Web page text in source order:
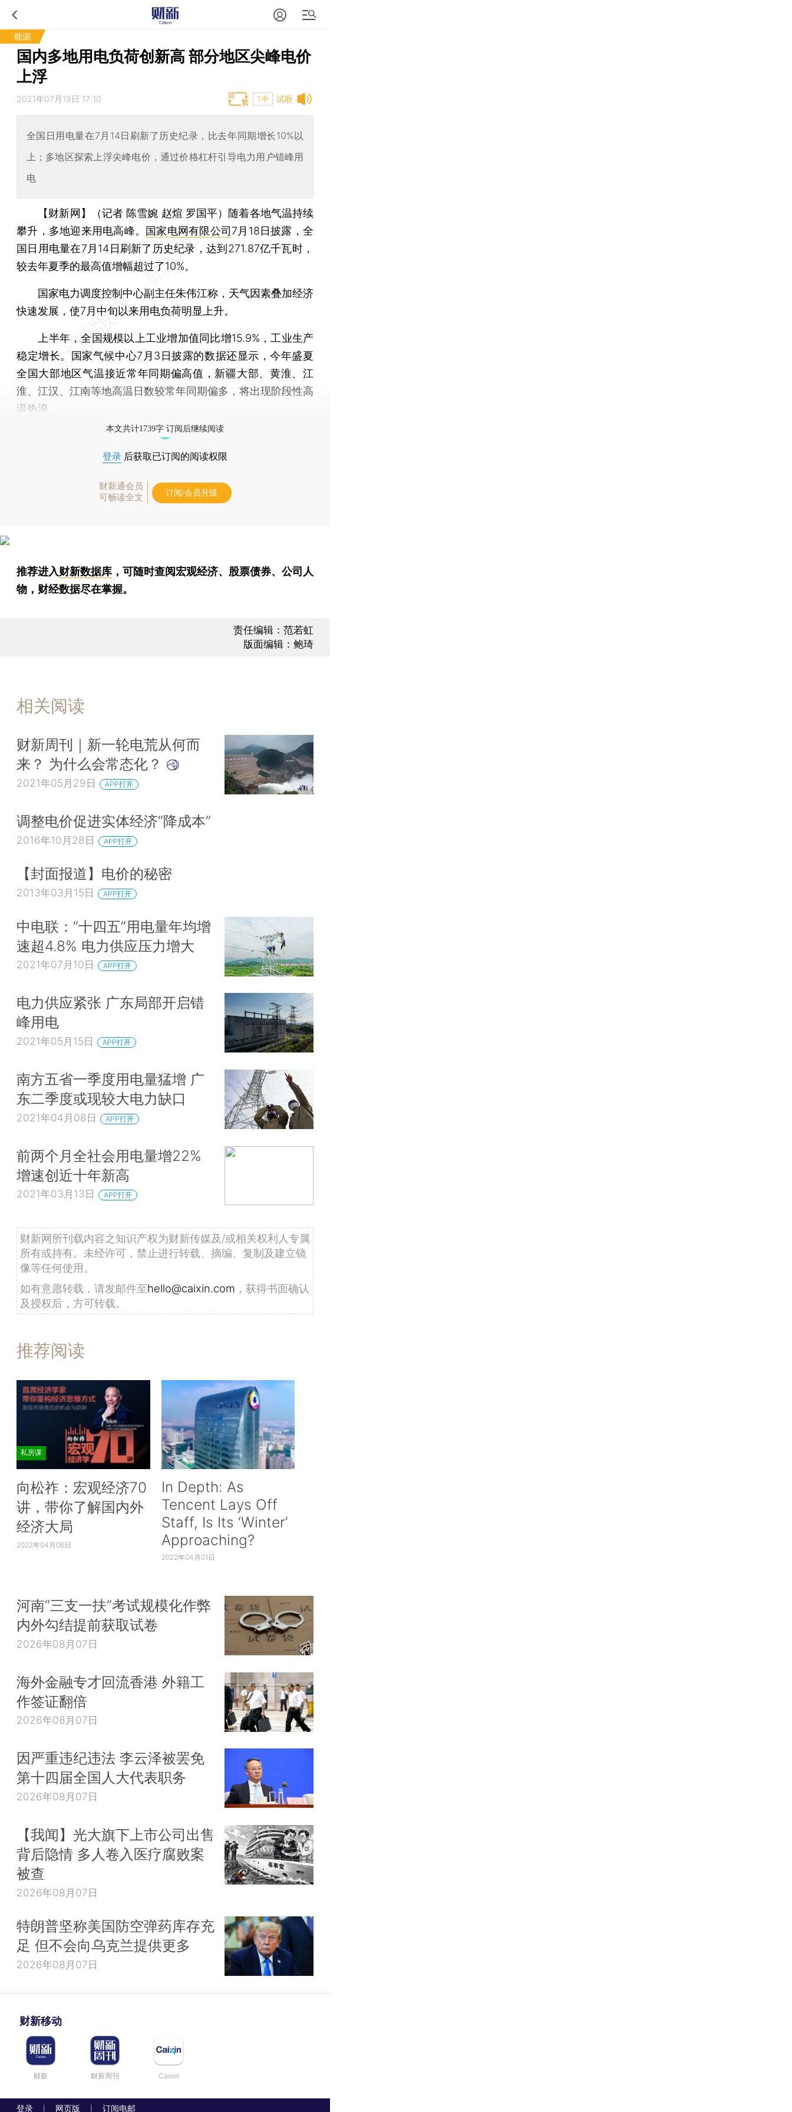
能源
国内多地用电负荷创新高 部分地区尖峰电价
上浮
试听
2021年07月19日 17:10 T中
全国日用电量在7月14日刷新了历史纪录，比去年同期增长10%以
上；多地区探索上浮尖峰电价，通过价格杠杆引导电力用户错峰用
电
【财新网】（记者 陈雪婉 赵煊 罗国平） 随着各地气温持续
攀升，多地迎来用电高峰。 国家电网有限公司7月18日披露，全
国日用电量在7月14日刷新了历史纪录，达到271.87亿千瓦时，
较去年夏季的最高值增幅超过了10%。
国家电力调度控制中心副主任朱伟江称，天气因素叠加经济
快速发展，使7月中旬以来用电负荷明显上升。
上半年，全国规模以上工业增加值同比增15.9%，工业生产
稳定增长。国家气候中心7月3日披露的数据还显示，今年盛夏
全国大部地区气温接近常年同期偏高值，新疆大部、黄淮、江
淮、江汉、江南等地高温日数较常年同期偏多，将出现阶段性高
温热浪。
本文共计1739字 订阅后继续阅读
登录 后获取已订阅的阅读权限
财新通会员
可畅读全文
订阅/会员升级
推荐进入财新数据库 ，可随时查阅宏观经济、股票债券、公司人
物，财经数据尽在掌握。
责任编辑：范若虹
版面编辑：鲍琦
相关阅读
财新周刊｜新一轮电荒从何而
来？ 为什么会常态化？
2021年05月29日 APP打开
调整电价促进实体经济“降成本”
2016年10月28日 APP打开
【封面报道】电价的秘密
2013年03月15日 APP打开
中电联：“十四五”用电量年均增
速超4.8% 电力供应压力增大
2021年07月10日 APP打开
电力供应紧张 广东局部开启错
峰用电
2021年05月15日 APP打开
南方五省一季度用电量猛增 广
东二季度或现较大电力缺口
2021年04月08日 APP打开
前两个月全社会用电量增22%
增速创近十年新高
2021年03月13日 APP打开
财新网所刊载内容之知识产权为财新传媒及/或相关权利人专属
所有或持有。未经许可，禁止进行转载、摘编、复制及建立镜
像等任何使用。
如有意愿转载，请发邮件至hello@caixin.com ，获得书面确认
及授权后，方可转载。
推荐阅读
私房课
向松祚：宏观经济70
讲，带你了解国内外
经济大局
2022年04月06日
In Depth: As
Tencent Lays Off
Staff, Is Its ‘Winter’
Approaching?
2022年04月01日
河南“三支一扶”考试规模化作弊
内外勾结提前获取试卷
2026年08月07日
海外金融专才回流香港 外籍工
作签证翻倍
2026年08月07日
因严重违纪违法 李云泽被罢免
第十四届全国人大代表职务
2026年08月07日
【我闻】光大旗下上市公司出售
背后隐情 多人卷入医疗腐败案
被查
2026年08月07日
特朗普坚称美国防空弹药库存充
足 但不会向乌克兰提供更多
2026年08月07日
财新移动
财新 财新周刊 Caixin
登录 网页版 订阅电邮